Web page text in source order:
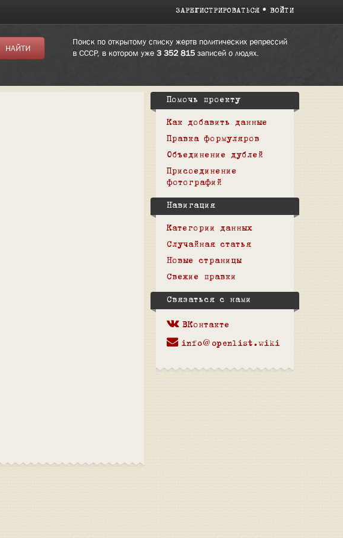
ЗАРЕГИСТРИРОВАТЬСЯ ВОЙТИ
Поиск по открытому списку жертв политических репрессий
в СССР, в котором уже 3 352 815записей о людях.
Помочь проекту
Как добавить данные
Правка формуляров
Объединение дублей
Присоединение
фотографий
Навигация
Категории данных
Случайная статья
Новые страницы
Свежие правки
Связаться с нами
ВКонтакте
info@openlist.wiki